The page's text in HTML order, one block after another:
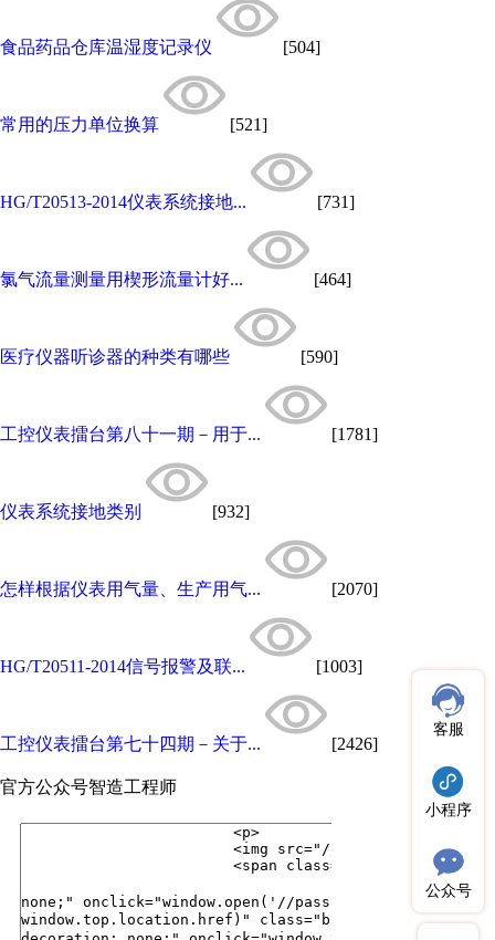
食品药品仓库温湿度记录仪 [504]
常用的压力单位换算 [521]
HG/T20513-2014仪表系统接地... [731]
氯气流量测量用楔形流量计好... [464]
医疗仪器听诊器的种类有哪些 [590]
工控仪表擂台第八十一期－用于... [1781]
仪表系统接地类别 [932]
怎样根据仪表用气量、生产用气... [2070]
HG/T20511-2014信号报警及联... [1003]
工控仪表擂台第七十四期－关于... [2426]
官方公众号智造工程师
客服
小程序
公众号